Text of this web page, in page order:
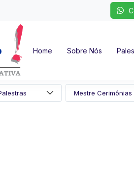
Home Sobre Nós